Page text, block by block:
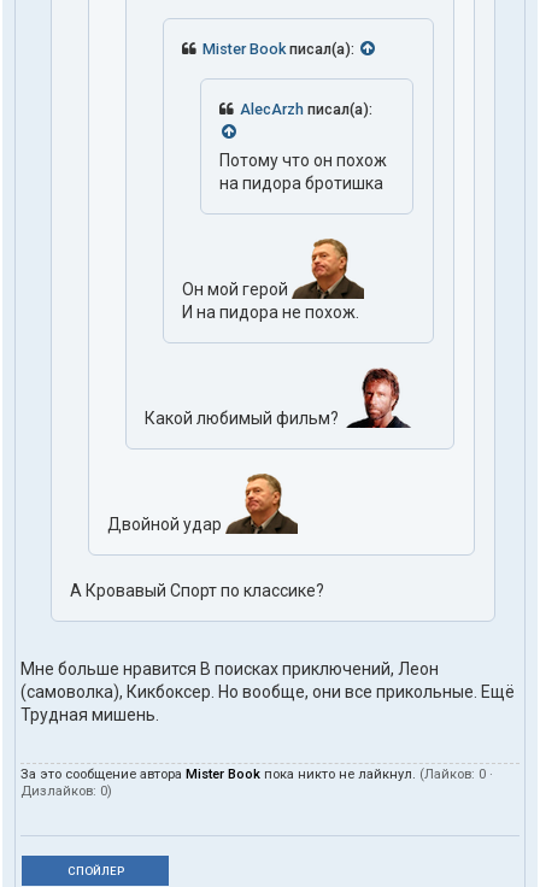
Mister Bookписал(а):
AlecArzh писал(а):
Потому что он похож
на пидора бротишка
Он мой герой
И на пидора не похож.
Какой любимый фильм?
Двойной удар
А Кровавый Спорт по классике?
Мне больше нравится В поисках приключений, Леон
(самоволка), Кикбоксер. Но вообще, они все прикольные. Ещё
Трудная мишень.
За это сообщение автора Mister Book пока никто не лайкнул. (Лайков: 0 ·
Дизлайков: 0)
СПОЙЛЕР